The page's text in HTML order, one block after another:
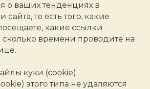
о ваших тенденциях в
сайта, то есть того, какие
какие ссылки
сколько времени проводите на
куки (cookie).
этого типа не удаляются